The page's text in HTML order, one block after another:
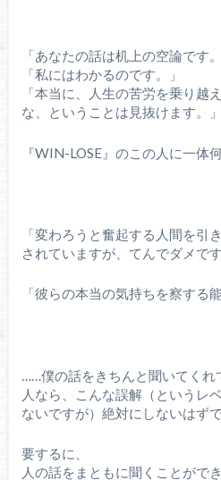
「あなたの話は机上の空論です。
「私にはわかるのです。」
「本当に、人生の苦労を乗り越
な、ということは見抜けます。」
『WIN-LOSE』のこの人に一体
「変わろうと奮起する人間を引
されていますが、てんでダメです
「彼らの本当の気持ちを察する
……僕の話をきちんと聞いてくれ
人なら、こんな誤解（というレ
ないですが）絶対にしないはずで
要するに、
人の話をまともに聞くことがで